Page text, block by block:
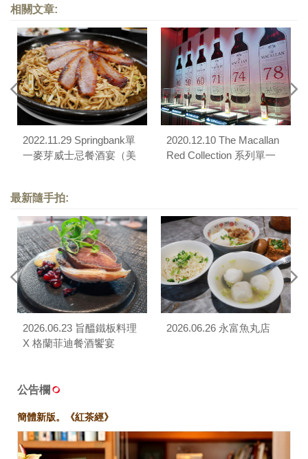
相關文章:
2022.11.29 Springbank單
一麥芽威士忌餐酒宴（美
2020.12.10 The Macallan
Red Collection 系列單一
最新隨手拍:
2026.06.23 旨醞鐵板料理
X 格蘭菲迪餐酒饗宴
2026.06.26 永富魚丸店
公告欄
簡體新版。《紅茶經》